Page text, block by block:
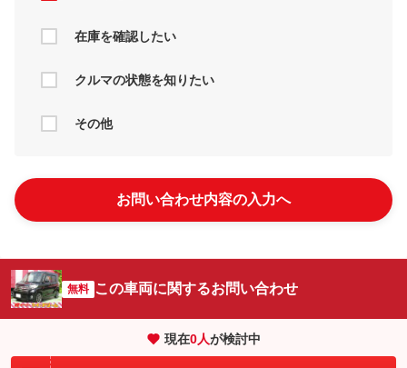
在庫を確認したい
クルマの状態を知りたい
その他
お問い合わせ内容の入力へ
無料 この車両に関するお問い合わせ
現在0人が検討中